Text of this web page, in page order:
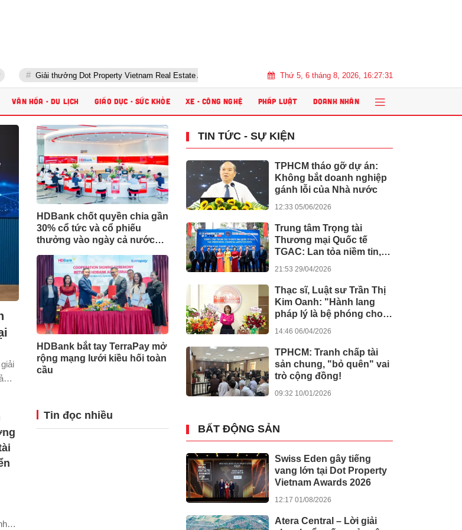
Giải thưởng Dot Property Vietnam Real Estate Awards 2026 tôn vinh bền vững, thúc đẩy tăng trưởng chu kỳ mới bất động sản Việt
Thứ 5, 6 tháng 8, 2026, 16:27:32
VĂN HÓA - DU LỊCH GIÁO DỤC - SỨC KHỎE XE - CÔNG NGHỆ PHÁP LUẬT DOANH NHÂN
HDBank chốt quyền chia gần
30% cổ tức và cổ phiếu
thưởng vào ngày cả nước
dự án lớn
HDBank bắt tay TerraPay mở
rộng mạng lưới kiều hối toàn
cầu
Tin đọc nhiều
TIN TỨC - SỰ KIỆN
TPHCM tháo gỡ dự án:
Không bắt doanh nghiệp
gánh lỗi của Nhà nước
12:33 05/06/2026
Trung tâm Trọng tài
Thương mại Quốc tế
TGAC: Lan tỏa niềm tin,
21:53 29/04/2026
Thạc sĩ, Luật sư Trần Thị
Kim Oanh: "Hành lang
pháp lý là bệ phóng cho
14:46 06/04/2026
TPHCM: Tranh chấp tài
sản chung, "bỏ quên" vai
trò cộng đồng!
09:32 10/01/2026
BẤT ĐỘNG SẢN
Swiss Eden gây tiếng
vang lớn tại Dot Property
Vietnam Awards 2026
12:17 01/08/2026
Atera Central – Lời giải